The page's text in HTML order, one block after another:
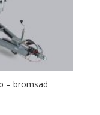
– bromsad